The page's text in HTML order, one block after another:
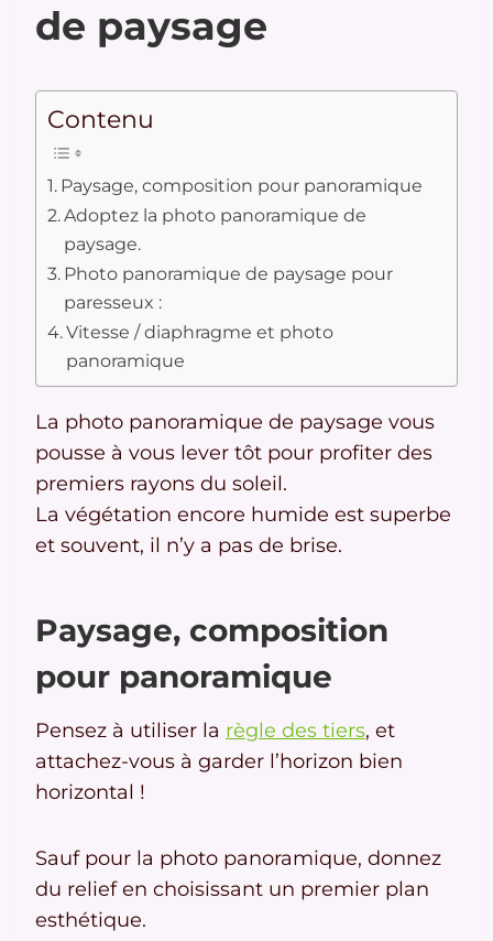
de paysage
Contenu
Paysage, composition pour panoramique
Adoptez la photo panoramique de
paysage.
Photo panoramique de paysage pour
paresseux :
Vitesse / diaphragme et photo
panoramique
La photo panoramique de paysage vous
pousse à vous lever tôt pour profiter des
premiers rayons du soleil.
La végétation encore humide est superbe
et souvent, il n’y a pas de brise.
Paysage, composition
pour panoramique
Pensez à utiliser la règle des tiers, et
attachez-vous à garder l’horizon bien
horizontal !
Sauf pour la photo panoramique, donnez
du relief en choisissant un premier plan
esthétique.